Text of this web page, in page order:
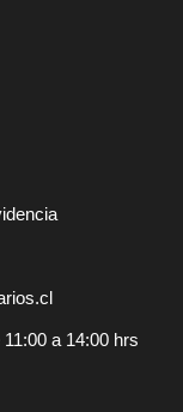
a 14:00 hrs